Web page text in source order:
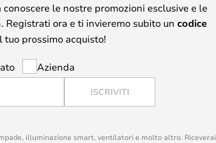
le nostre promozioni esclusive e le
ora e ti invieremo subito un codice
prossimo acquisto!
Azienda
ISCRIVITI
illuminazione smart, ventilatori e molto altro. Riceverai